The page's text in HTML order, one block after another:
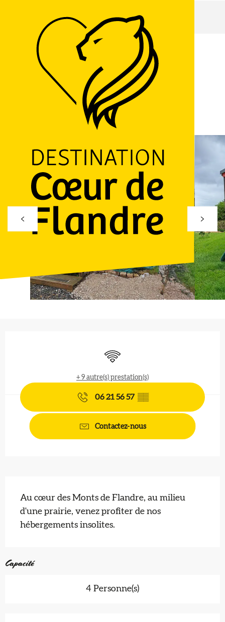
LOGO
Monts de Flandre insolite
CHAMBRE D'HÔTES
36 Rue de Godewaersvelde, 59270 Berthen
M'y rendre
Ajouter aux favoris
WiFi
+ 9 autre(s) prestation(s)
06 21 56 57 ▒▒
Contactez-nous
Au cœur des Monts de Flandre, au milieu
d'une prairie, venez profiter de nos
hébergements insolites.
Capacité
4 Personne(s)